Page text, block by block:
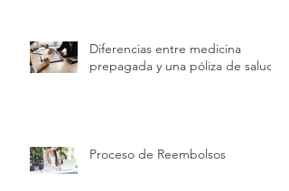
Diferencias entre medicina
prepagada y una póliza de salud
Proceso de Reembolsos